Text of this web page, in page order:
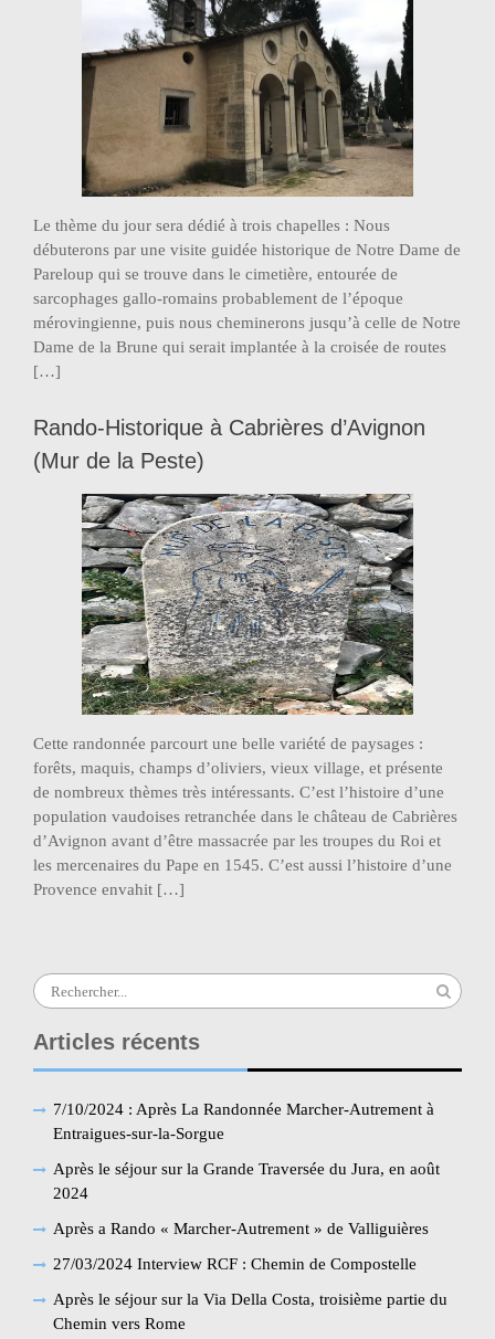
Le thème du jour sera dédié à trois chapelles : Nous
débuterons par une visite guidée historique de Notre Dame de
Pareloup qui se trouve dans le cimetière, entourée de
sarcophages gallo-romains probablement de l’époque
mérovingienne, puis nous cheminerons jusqu’à celle de Notre
Dame de la Brune qui serait implantée à la croisée de routes
[…]
Rando-Historique à Cabrières d’Avignon
(Mur de la Peste)
Cette randonnée parcourt une belle variété de paysages :
forêts, maquis, champs d’oliviers, vieux village, et présente
de nombreux thèmes très intéressants. C’est l’histoire d’une
population vaudoises retranchée dans le château de Cabrières
d’Avignon avant d’être massacrée par les troupes du Roi et
les mercenaires du Pape en 1545. C’est aussi l’histoire d’une
Provence envahit […]
Search
for:
Articles récents
7/10/2024 : Après La Randonnée Marcher-Autrement à
Entraigues-sur-la-Sorgue
Après le séjour sur la Grande Traversée du Jura, en août
2024
Après a Rando « Marcher-Autrement » de Valliguières
27/03/2024 Interview RCF : Chemin de Compostelle
Après le séjour sur la Via Della Costa, troisième partie du
Chemin vers Rome